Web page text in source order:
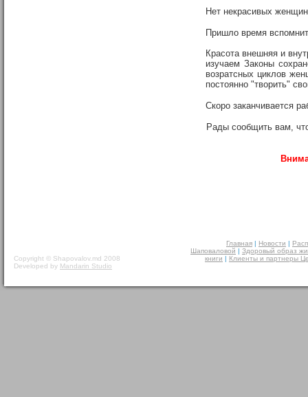
Нет некрасивых
Пришло время
Красота внешняя и
изучаем Законы
возратсных циклов
постоянно "творить"
Скоро заканчивается
Рады сообщить вам,
Copyright © Shapovalov.md 2008
Developed by Mandarin Studio
Главная | Новости |
Шаповаловой | Здоровый образ
книги | Клиенты и партнеры